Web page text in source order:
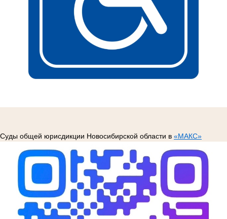
Суды общей юрисдикции Новосибирской области в «МАКС»